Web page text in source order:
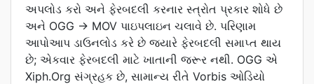
અપલોડ કરો અને ફેરબદલી કરનાર સ્ત્રોત પ્રકાર શોધે છે
અને OGG → MOV પાઇપલાઇન ચલાવે છે. પરિણામ
આપોઆપ ડાઉનલોડ કરે છે જ્યારે ફેરબદલી સમાપ્ત થાય
છે; એકવાર ફેરબદલી માટે ખાતાની જરૂર નથી. OGG એ
Xiph.Org સંગ્રહક છે, સામાન્ય રીતે Vorbis ઓડિયો